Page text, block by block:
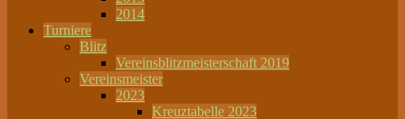
2014
Turniere
Blitz
Vereinsblitzmeisterschaft 2019
Vereinsmeister
2023
Kreuztabelle 2023